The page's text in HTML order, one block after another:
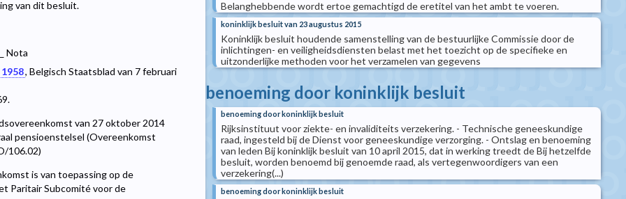
van dit besluit.
Nota
, Belgisch Staatsblad van 7 februari
van 27 oktober 2014
pensioenstelsel (Overeenkomst
106.02)
is van toepassing op de
Paritair Subcomité voor de
Belanghebbende wordt ertoe gemachtigd de eretitel van het ambt te voeren.
koninklijk besluit van 23 augustus 2015
Koninklijk besluit houdende samenstelling van de bestuurlijke Commissie door de
inlichtingen- en veiligheidsdiensten belast met het toezicht op de specifieke en
uitzonderlijke methoden voor het verzamelen van gegevens
benoeming door koninklijk besluit
benoeming door koninklijk besluit
Rijksinstituut voor ziekte- en invaliditeits verzekering. - Technische geneeskundige
raad, ingesteld bij de Dienst voor geneeskundige verzorging. - Ontslag en benoeming
van leden Bij koninklijk besluit van 10 april 2015, dat in werking treedt de Bij hetzelfde
besluit, worden benoemd bij genoemde raad, als vertegenwoordigers van een
verzekering(...)
benoeming door koninklijk besluit